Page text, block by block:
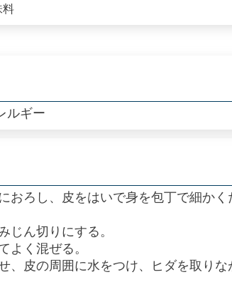
料
ルギー
ろし、皮をはいで身を包丁で細かく
ん切りにする。
く混ぜる。
皮の周囲に水をつけ、ヒダを取りな